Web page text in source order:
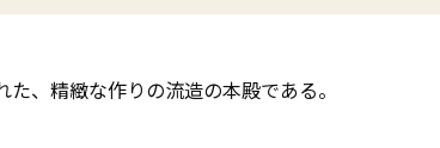
、精緻な作りの流造の本殿である。